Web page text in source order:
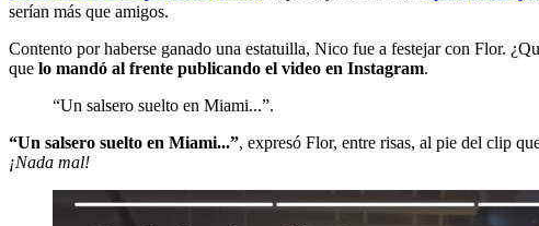
serían más que amigos.
Contento por haberse ganado una estatuilla, Nico fue a festejar con Flor.
que lo mandó al frente publicando el video en Instagram.
“Un salsero suelto en Miami...”.
“Un salsero suelto en Miami...”, expresó Flor, entre risas, al pie del clip
¡Nada mal!